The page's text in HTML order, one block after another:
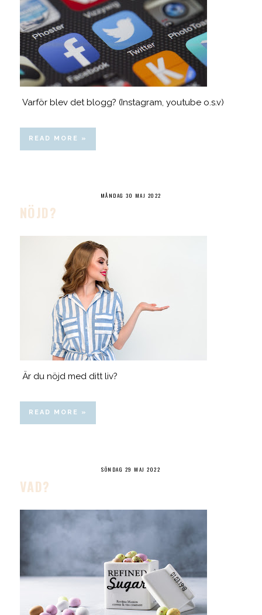
Varför blev det blogg? (Instagram, youtube o.s.v)
READ MORE »
MÅNDAG 30 MAJ 2022
NÖJD?
Är du nöjd med ditt liv?
READ MORE »
SÖNDAG 29 MAJ 2022
VAD?